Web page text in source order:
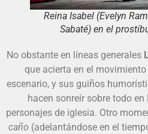
Reina Isabel (Evelyn
Sabaté) en el
No obstante en líneas generales
que acierta en el movimiento
escenario, y sus guiños
hacen sonreír sobre todo
personajes de iglesia. Otro
caño (adelantándose en el